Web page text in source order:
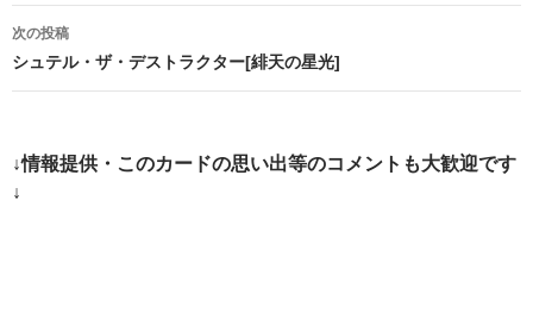
ナ
ビ
ー
シ
次の投稿
シュテル・ザ・デストラクター[緋天の星光]
↓情報提供・このカードの思い出等のコメントも大歓迎です
↓